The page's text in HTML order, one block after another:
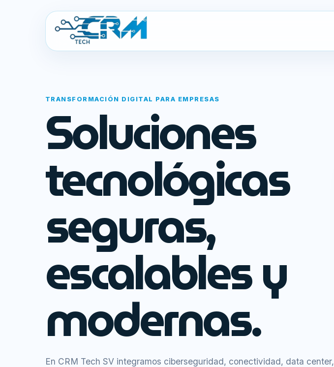
TRANSFORMACIÓN DIGITAL PARA EMPRESAS
Soluciones
tecnológicas
seguras,
escalables y
modernas.
En CRM Tech SV integramos ciberseguridad, conectividad, data center,